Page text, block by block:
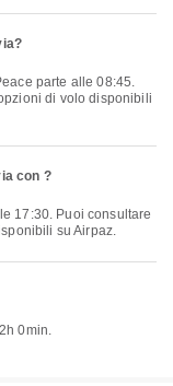
di volo disponibili
con ?
su Airpaz.
0min.